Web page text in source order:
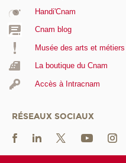
Handi'Cnam
Cnam blog
Musée des arts et métiers
La boutique du Cnam
Accès à Intracnam
RÉSEAUX SOCIAUX